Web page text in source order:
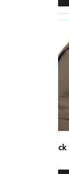
Mini